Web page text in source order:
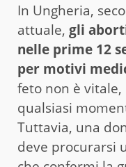
In Ungheria,
attuale, gli
nelle prime 12
per motivi
feto non è vitale,
qualsiasi
Tuttavia, una
deve procurarsi